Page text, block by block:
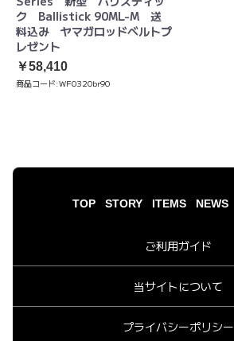
ク Ballistick 90ML-M 送
料込み ヤマガロッドベルトプ
レゼント
￥58,410
商品コード:WF0320br90
TOP STORY ITEMS NEWS
ご利用ガイド
当サイトについて
プライバシーポリシー